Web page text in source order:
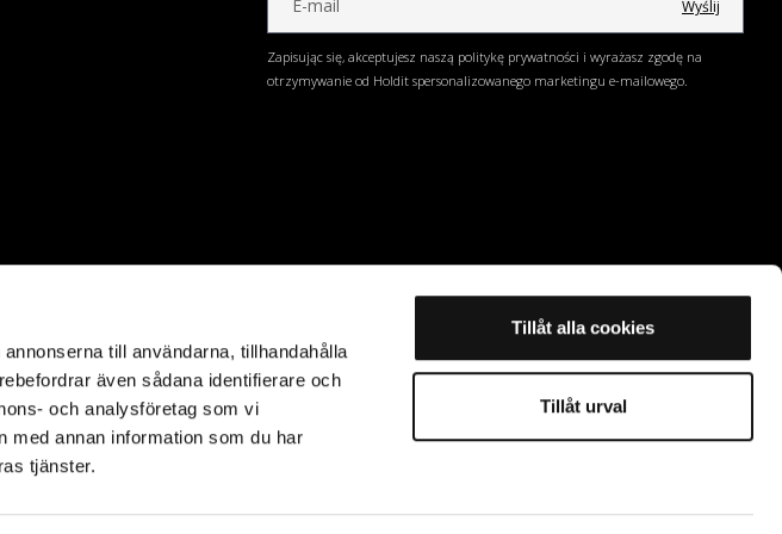
till användarna, tillhandahålla
även sådana identifierare och
och analysföretag som vi
med annan information som du har
tjänster.
Tillåt alla cookies
Tillåt urval
Wyślij
Zapisując się, akceptujesz naszą politykę prywatności i wyrażasz zgodę na
otrzymywanie od Holdit spersonalizowanego marketingu e-mailowego.
AB